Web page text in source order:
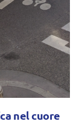
nel cuore